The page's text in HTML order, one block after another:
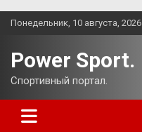
Перейти
Понедельник, 10 августа, 2026
Power Sport.
Спортивный портал.